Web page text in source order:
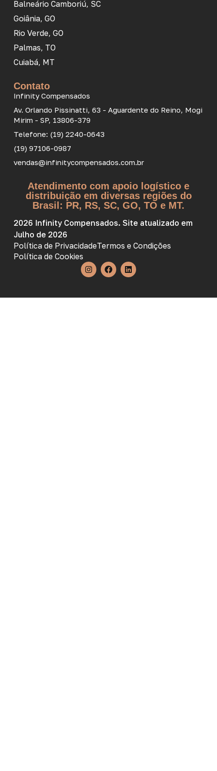
Balneário Camboriú, SC
Goiânia, GO
Rio Verde, GO
Palmas, TO
Cuiabá, MT
Contato
Infinity Compensados
Av. Orlando Pissinatti, 63 - Aguardente do Reino, Mogi
Mirim - SP, 13806-379
Telefone: (19) 2240-0643
(19) 97106-0987
vendas@infinitycompensados.com.br
Atendimento com apoio logístico e
distribuição em diversas regiões do
Brasil: PR, RS, SC, GO, TO e MT.
2026 Infinity Compensados. Site atualizado em
Julho de 2026
Política de PrivacidadeTermos e Condições
Política de Cookies